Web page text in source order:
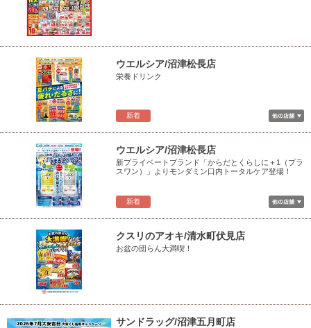
新着
ウエルシア/沼津松長店
栄養ドリンク
新着
ウエルシア/沼津松長店
新プライベートブランド「からだとくらしに＋1（プラ
スワン）」よりモンダミン口内トータルケア登場！
クスリのアオキ/清水町伏見店
お盆の団らん大満喫！
サンドラッグ/沼津五月町店